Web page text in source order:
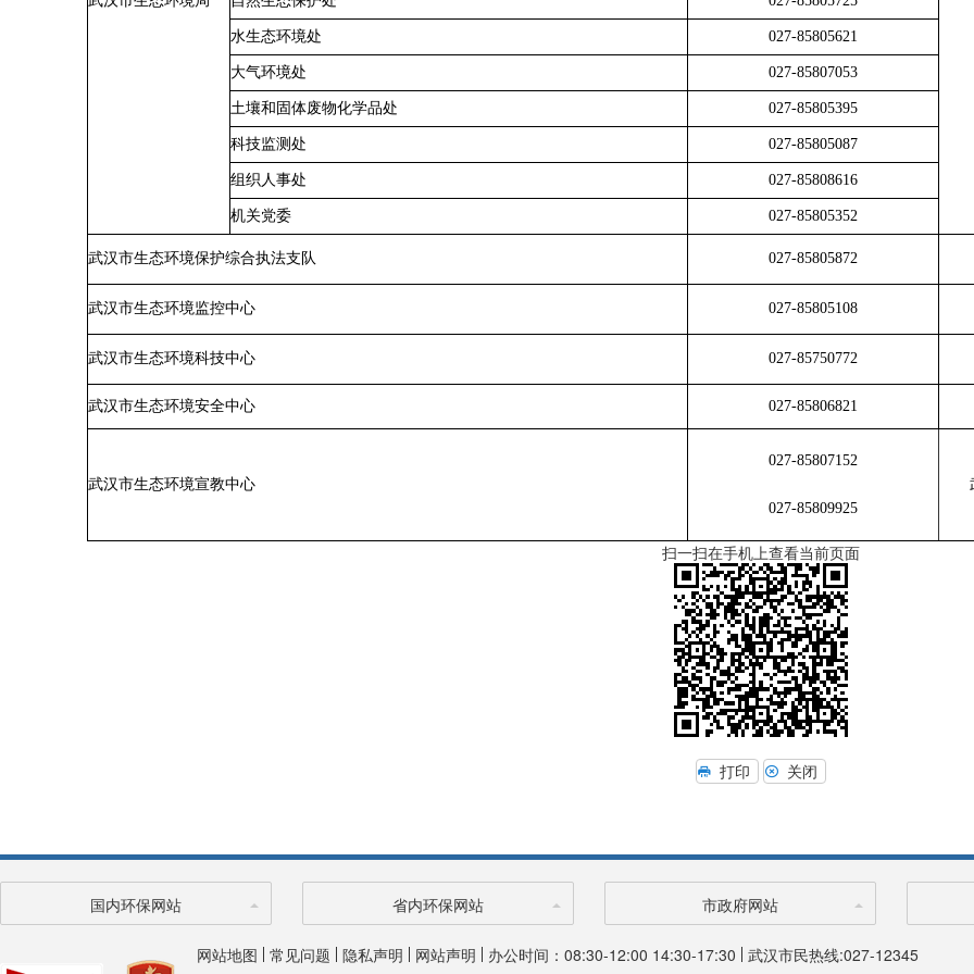
水生态环境处 027-85805621
大气环境处 027-85807053
土壤和固体废物化学品处 027-85805395
科技监测处 027-85805087
组织人事处 027-85808616
机关党委 027-85805352
武汉市生态环境保护综合执法支队 027-85805872
武汉市生态环境监控中心 027-85805108
武汉市生态环境科技中心 027-85750772
武汉市生态环境安全中心 027-85806821
武汉市生态环境宣教中心
027-85807152
027-85809925
扫一扫在手机上查看当前页面
打印 关闭
国内环保网站 省内环保网站 市政府网站
网站地图 常见问题 隐私声明 网站声明 办公时间：08:30-12:00 14:30-17:30 武汉市民热线:027-12345